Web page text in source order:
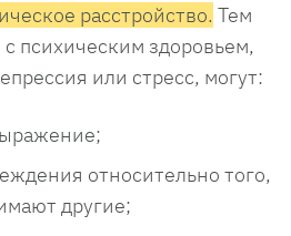
расстройство. Тем
психическим здоровьем,
или стресс, могут:
относительно того,
другие;